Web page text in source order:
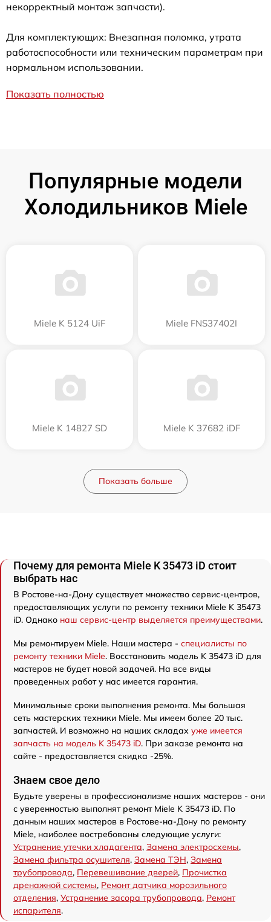
некорректный монтаж запчасти).
Для комплектующих: Внезапная поломка, утрата
работоспособности или техническим параметрам при
нормальном использовании.
Показать полностью
Популярные модели
Холодильников Miele
Miele K 5124 UiF Miele FNS37402I
Miele K 14827 SD Miele K 37682 iDF
Показать больше
Почему для ремонта Miele K 35473 iD стоит
выбрать нас
В Ростове-на-Дону существует множество сервис-центров,
предоставляющих услуги по ремонту техники Miele K 35473
iD. Однако наш сервис-центр выделяется преимуществами.
Мы ремонтируем Miele. Наши мастера - специалисты по
ремонту техники Miele. Восстановить модель K 35473 iD для
мастеров не будет новой задачей. На все виды
проведенных работ у нас имеется гарантия.
Минимальные сроки выполнения ремонта. Мы большая
сеть мастерских техники Miele. Мы имеем более 20 тыс.
запчастей. И возможно на наших складах уже имеется
запчасть на модель K 35473 iD. При заказе ремонта на
сайте - предоставляется скидка -25%.
Знаем свое дело
Будьте уверены в профессионализме наших мастеров - они
с уверенностью выполнят ремонт Miele K 35473 iD. По
данным наших мастеров в Ростове-на-Дону по ремонту
Miele, наиболее востребованы следующие услуги:
Устранение утечки хладагента, Замена электросхемы,
Замена фильтра осушителя, Замена ТЭН, Замена
трубопровода, Перевешивание дверей, Прочистка
дренажной системы, Ремонт датчика морозильного
отделения, Устранение засора трубопровода, Ремонт
испарителя.